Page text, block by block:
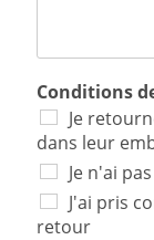
Conditions
Je
dans leur
Je n'ai
J'ai pris
retour